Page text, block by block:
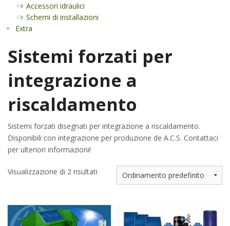
Accessori idraulici
Schemi di installazioni
Extra
Sistemi forzati per
integrazione a
riscaldamento
Sistemi forzati disegnati per integrazione a riscaldamento.
Disponibili con integrazione per produzione de A.C.S. Contattaci
per ulteriori informazioni!
Visualizzazione di 2 risultati